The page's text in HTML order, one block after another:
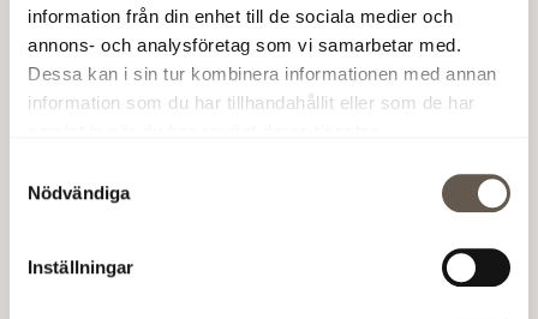
information från din enhet till de sociala medier och
annons- och analysföretag som vi samarbetar med.
Dessa kan i sin tur kombinera informationen med annan
information som du har tillhandahållit eller som de har
Nödvändiga
Inställningar
en gemensam företagskultur. När vi letade nya
lokaler i Solna var det därför inte bara ett kontor vi
sökte, utan en yta som kan fungera som mötesplats.
På Stjärntorget 1 finns alla förutsättningar för att vi
unika plats, säger Roger Wikström, ägare och
No 1 ligger mitt i Arenastaden, ovanpå Westfield